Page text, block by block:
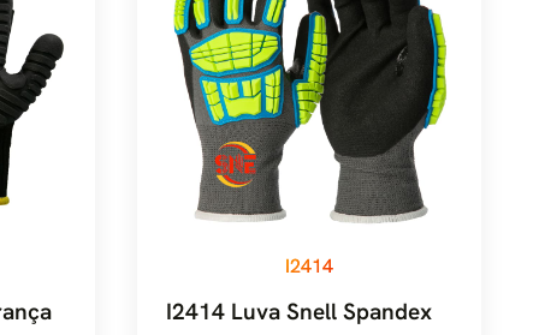
I2414
I2414 Luva Snell Spandex